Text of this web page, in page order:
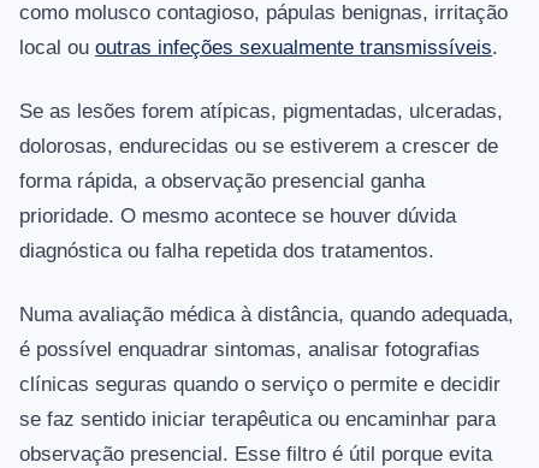
como molusco contagioso, pápulas benignas, irritação
local ou outras infeções sexualmente transmissíveis.
Se as lesões forem atípicas, pigmentadas, ulceradas,
dolorosas, endurecidas ou se estiverem a crescer de
forma rápida, a observação presencial ganha
prioridade. O mesmo acontece se houver dúvida
diagnóstica ou falha repetida dos tratamentos.
Numa avaliação médica à distância, quando adequada,
é possível enquadrar sintomas, analisar fotografias
clínicas seguras quando o serviço o permite e decidir
se faz sentido iniciar terapêutica ou encaminhar para
observação presencial. Esse filtro é útil porque evita